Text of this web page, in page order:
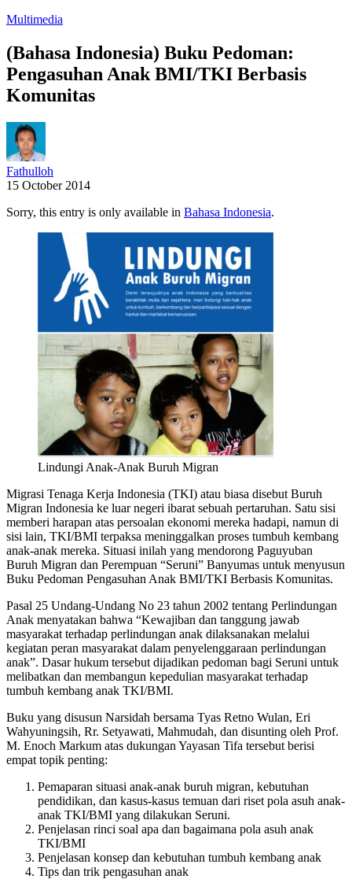
Multimedia
(Bahasa Indonesia) Buku Pedoman:
Pengasuhan Anak BMI/TKI Berbasis
Komunitas
Fathulloh
15 October 2014
Sorry, this entry is only available in Bahasa Indonesia.
Lindungi Anak-Anak Buruh Migran
Migrasi Tenaga Kerja Indonesia (TKI) atau biasa disebut Buruh
Migran Indonesia ke luar negeri ibarat sebuah pertaruhan. Satu sisi
memberi harapan atas persoalan ekonomi mereka hadapi, namun di
sisi lain, TKI/BMI terpaksa meninggalkan proses tumbuh kembang
anak-anak mereka. Situasi inilah yang mendorong Paguyuban
Buruh Migran dan Perempuan “Seruni” Banyumas untuk menyusun
Buku Pedoman Pengasuhan Anak BMI/TKI Berbasis Komunitas.
Pasal 25 Undang-Undang No 23 tahun 2002 tentang Perlindungan
Anak menyatakan bahwa “Kewajiban dan tanggung jawab
masyarakat terhadap perlindungan anak dilaksanakan melalui
kegiatan peran masyarakat dalam penyelenggaraan perlindungan
anak”. Dasar hukum tersebut dijadikan pedoman bagi Seruni untuk
melibatkan dan membangun kepedulian masyarakat terhadap
tumbuh kembang anak TKI/BMI.
Buku yang disusun Narsidah bersama Tyas Retno Wulan, Eri
Wahyuningsih, Rr. Setyawati, Mahmudah, dan disunting oleh Prof.
M. Enoch Markum atas dukungan Yayasan Tifa tersebut berisi
empat topik penting:
Pemaparan situasi anak-anak buruh migran, kebutuhan
pendidikan, dan kasus-kasus temuan dari riset pola asuh anak-
anak TKI/BMI yang dilakukan Seruni.
Penjelasan rinci soal apa dan bagaimana pola asuh anak
TKI/BMI
Penjelasan konsep dan kebutuhan tumbuh kembang anak
Tips dan trik pengasuhan anak